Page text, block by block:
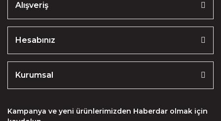
Alışveriş
Hesabınız
Kurumsal
Kampanya ve yeni ürünlerimizden Haberdar olmak için